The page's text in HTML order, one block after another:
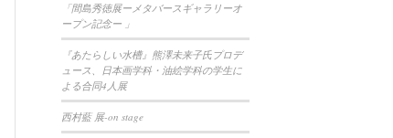
「間島秀徳展ーメタバースギャラリーオ
ープン記念ー 」
『あたらしい水槽』熊澤未来子氏プロデ
ュース、日本画学科・油絵学科の学生に
よる合同4人展
西村藍 展-on stage